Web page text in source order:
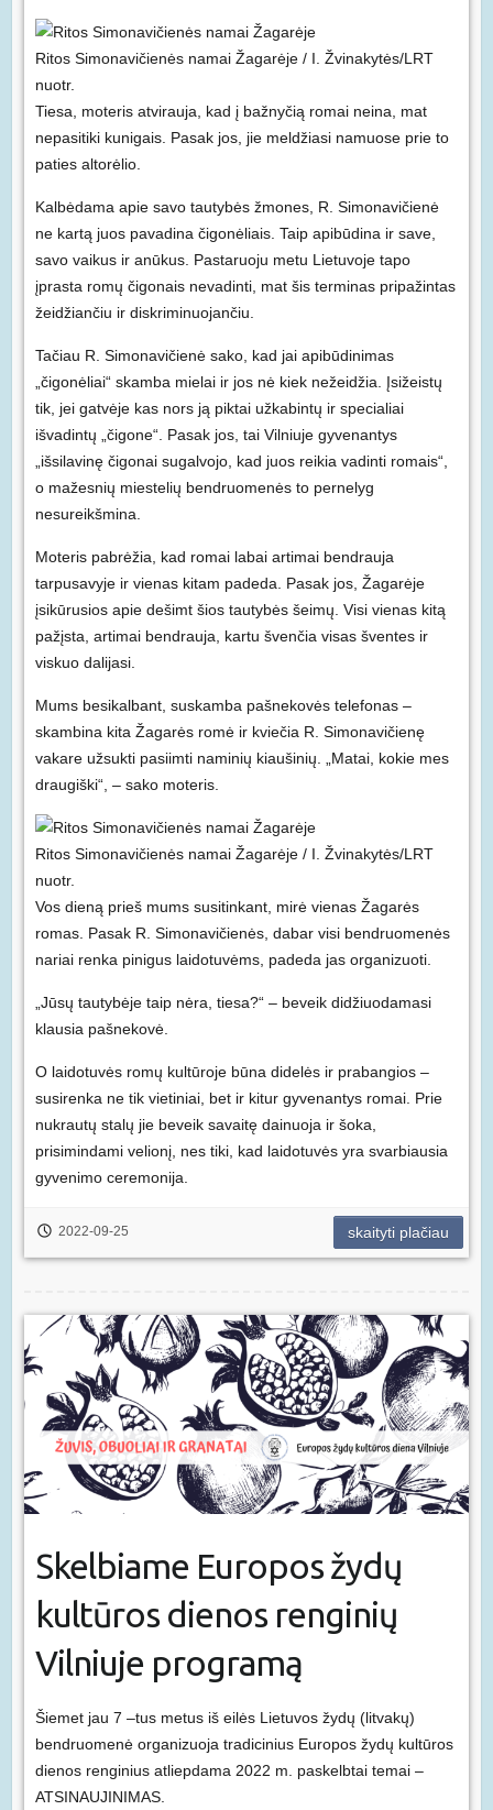
Ritos Simonavičienės namai Žagarėje / I. Žvinakytės/LRT
nuotr.
Tiesa, moteris atvirauja, kad į bažnyčią romai neina, mat
nepasitiki kunigais. Pasak jos, jie meldžiasi namuose prie to
paties altorėlio.
Kalbėdama apie savo tautybės žmones, R. Simonavičienė
ne kartą juos pavadina čigonėliais. Taip apibūdina ir save,
savo vaikus ir anūkus. Pastaruoju metu Lietuvoje tapo
įprasta romų čigonais nevadinti, mat šis terminas pripažintas
žeidžiančiu ir diskriminuojančiu.
Tačiau R. Simonavičienė sako, kad jai apibūdinimas
„čigonėliai“ skamba mielai ir jos nė kiek nežeidžia. Įsižeistų
tik, jei gatvėje kas nors ją piktai užkabintų ir specialiai
išvadintų „čigone“. Pasak jos, tai Vilniuje gyvenantys
„išsilavinę čigonai sugalvojo, kad juos reikia vadinti romais“,
o mažesnių miestelių bendruomenės to pernelyg
nesureikšmina.
Moteris pabrėžia, kad romai labai artimai bendrauja
tarpusavyje ir vienas kitam padeda. Pasak jos, Žagarėje
įsikūrusios apie dešimt šios tautybės šeimų. Visi vienas kitą
pažįsta, artimai bendrauja, kartu švenčia visas šventes ir
viskuo dalijasi.
Mums besikalbant, suskamba pašnekovės telefonas –
skambina kita Žagarės romė ir kviečia R. Simonavičienę
vakare užsukti pasiimti naminių kiaušinių. „Matai, kokie mes
draugiški“, – sako moteris.
Ritos Simonavičienės namai Žagarėje / I. Žvinakytės/LRT
nuotr.
Vos dieną prieš mums susitinkant, mirė vienas Žagarės
romas. Pasak R. Simonavičienės, dabar visi bendruomenės
nariai renka pinigus laidotuvėms, padeda jas organizuoti.
„Jūsų tautybėje taip nėra, tiesa?“ – beveik didžiuodamasi
klausia pašnekovė.
O laidotuvės romų kultūroje būna didelės ir prabangios –
susirenka ne tik vietiniai, bet ir kitur gyvenantys romai. Prie
nukrautų stalų jie beveik savaitę dainuoja ir šoka,
prisimindami velionį, nes tiki, kad laidotuvės yra svarbiausia
gyvenimo ceremonija.
2022-09-25 skaityti plačiau
Skelbiame Europos žydų
kultūros dienos renginių
Vilniuje programą
Šiemet jau 7 –tus metus iš eilės Lietuvos žydų (litvakų)
bendruomenė organizuoja tradicinius Europos žydų kultūros
dienos renginius atliepdama 2022 m. paskelbtai temai –
ATSINAUJINIMAS.